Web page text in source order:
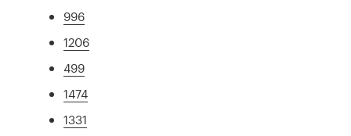
996
1206
499
1474
1331